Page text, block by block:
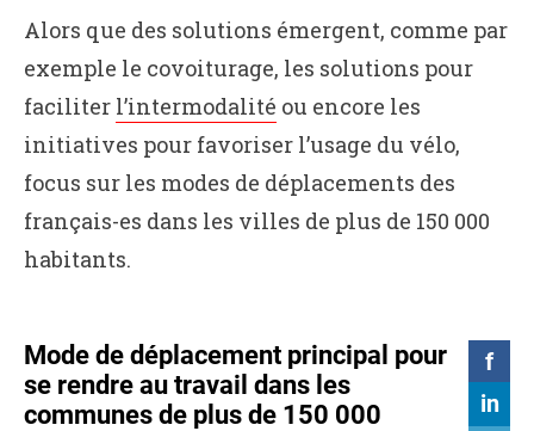
Alors que des solutions émergent, comme par
exemple le covoiturage, les solutions pour
faciliter l’intermodalité ou encore les
initiatives pour favoriser l’usage du vélo,
focus sur les modes de déplacements des
français-es dans les villes de plus de 150 000
habitants.